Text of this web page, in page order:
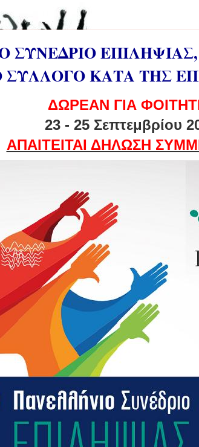
ΠΑΘΟΛΟΓΙΚΕΣ
ΣΥΝΕΔΡΙΟ
ΚΑΤΑ ΤΗΣ
ΔΩΡΕΑΝ ΓΙΑ
23 - 25 Σεπτεμβρίου
ΑΠΑΙΤΕΙΤΑΙ ΔΗΛΩΣΗ